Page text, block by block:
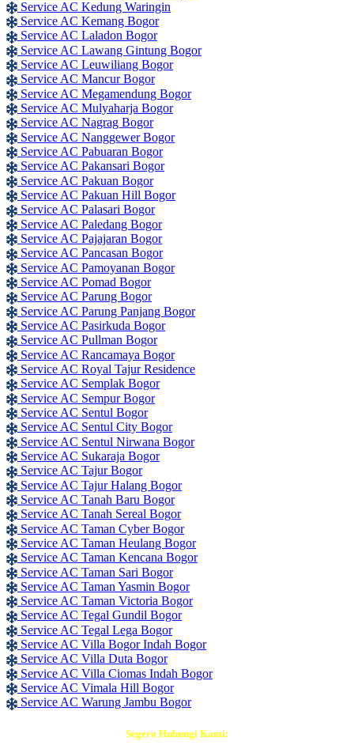
Service AC Kedung Waringin
Service AC Kemang Bogor
Service AC Laladon Bogor
Service AC Lawang Gintung Bogor
Service AC Leuwiliang Bogor
Service AC Mancur Bogor
Service AC Megamendung Bogor
Service AC Mulyaharja Bogor
Service AC Nagrag Bogor
Service AC Nanggewer Bogor
Service AC Pabuaran Bogor
Service AC Pakansari Bogor
Service AC Pakuan Bogor
Service AC Pakuan Hill Bogor
Service AC Palasari Bogor
Service AC Paledang Bogor
Service AC Pajajaran Bogor
Service AC Pancasan Bogor
Service AC Pamoyanan Bogor
Service AC Pomad Bogor
Service AC Parung Bogor
Service AC Parung Panjang Bogor
Service AC Pasirkuda Bogor
Service AC Pullman Bogor
Service AC Rancamaya Bogor
Service AC Royal Tajur Residence
Service AC Semplak Bogor
Service AC Sempur Bogor
Service AC Sentul Bogor
Service AC Sentul City Bogor
Service AC Sentul Nirwana Bogor
Service AC Sukaraja Bogor
Service AC Tajur Bogor
Service AC Tajur Halang Bogor
Service AC Tanah Baru Bogor
Service AC Tanah Sereal Bogor
Service AC Taman Cyber Bogor
Service AC Taman Heulang Bogor
Service AC Taman Kencana Bogor
Service AC Taman Sari Bogor
Service AC Taman Yasmin Bogor
Service AC Taman Victoria Bogor
Service AC Tegal Gundil Bogor
Service AC Tegal Lega Bogor
Service AC Villa Bogor Indah Bogor
Service AC Villa Duta Bogor
Service AC Villa Ciomas Indah Bogor
Service AC Vimala Hill Bogor
Service AC Warung Jambu Bogor
Segera Hubungi Kami: